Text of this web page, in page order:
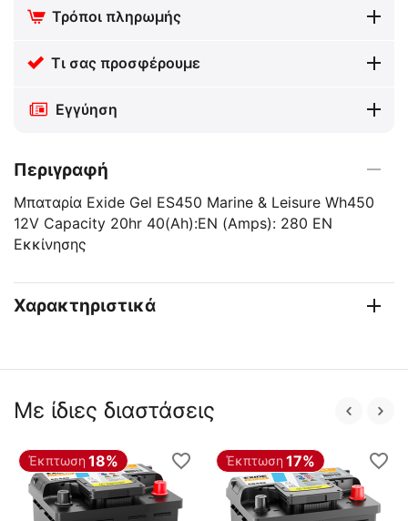
Τρόποι πληρωμής
Τι σας προσφέρουμε
Εγγύηση
Περιγραφή
Μπαταρία Exide Gel ES450 Marine & Leisure Wh450
12V Capacity 20hr 40(Ah):EN (Amps): 280 EN
Εκκίνησης
Χαρακτηριστικά
Με ίδιες διαστάσεις
Έκπτωση 18% Έκπτωση 17%